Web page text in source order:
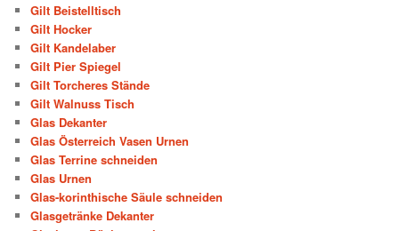
Gilt Beistelltisch
Gilt Hocker
Gilt Kandelaber
Gilt Pier Spiegel
Gilt Torcheres Stände
Gilt Walnuss Tisch
Glas Dekanter
Glas Österreich Vasen Urnen
Glas Terrine schneiden
Glas Urnen
Glas-korinthische Säule schneiden
Glasgetränke Dekanter